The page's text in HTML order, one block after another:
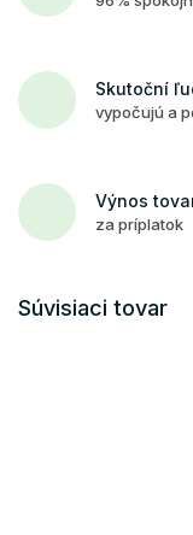
Skutoční
vypočujú a
Výnos
za príplatok
Súvisiaci tovar